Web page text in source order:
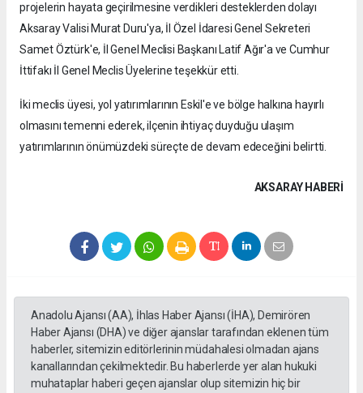
projelerin hayata geçirilmesine verdikleri desteklerden dolayı
Aksaray Valisi Murat Duru'ya, İl Özel İdaresi Genel Sekreteri
Samet Öztürk'e, İl Genel Meclisi Başkanı Latif Ağır'a ve Cumhur
İttifakı İl Genel Meclis Üyelerine teşekkür etti.
İki meclis üyesi, yol yatırımlarının Eskil'e ve bölge halkına hayırlı
olmasını temenni ederek, ilçenin ihtiyaç duyduğu ulaşım
yatırımlarının önümüzdeki süreçte de devam edeceğini belirtti.
AKSARAY HABERİ
Anadolu Ajansı (AA), İhlas Haber Ajansı (İHA), Demirören
Haber Ajansı (DHA) ve diğer ajanslar tarafından eklenen tüm
haberler, sitemizin editörlerinin müdahalesi olmadan ajans
kanallarından çekilmektedir. Bu haberlerde yer alan hukuki
muhataplar haberi geçen ajanslar olup sitemizin hiç bir